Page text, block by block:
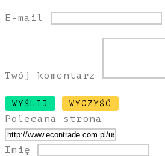
E-mail
Twój komentarz
Polecana strona
Imię